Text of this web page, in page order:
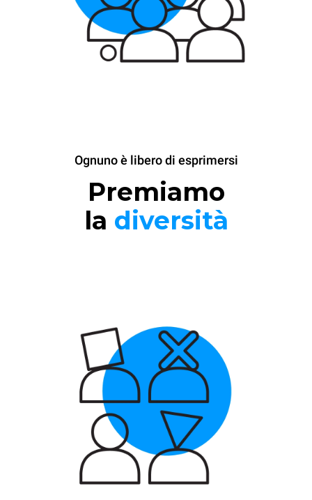
Ognuno è libero di esprimersi
Premiamo
la diversità